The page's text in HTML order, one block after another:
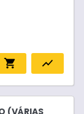
shopping_cart show_chart
(VÁRIAS